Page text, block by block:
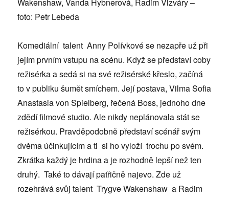
Komediální talent Anny Polívkové se nezapře už při
jejím prvním vstupu na scénu. Když se představí coby
režisérka a sedá si na své režisérské křeslo, začíná
to v publiku šumět smíchem. Její postava, Vilma Sofia
Anastasia von Spielberg, řečená Boss, jednoho dne
zdědí filmové studio. Ale nikdy neplánovala stát se
režisérkou. Pravděpodobně představí scénář svým
dvěma účinkujícím a ti si ho vyloží trochu po svém.
Zkrátka každý je hrdina a je rozhodně lepší než ten
druhý. Také to dávají patřičně najevo. Zde už
rozehrává svůj talent Trygve Wakenshaw a Radim